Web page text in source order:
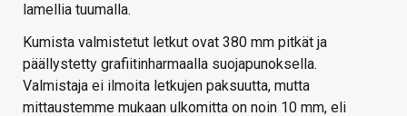
lamellia tuumalla.
Kumista valmistetut letkut ovat 380 mm pitkät ja
päällystetty grafiitinharmaalla suojapunoksella.
Valmistaja ei ilmoita letkujen paksuutta, mutta
mittaustemme mukaan ulkomitta on noin 10 mm, eli